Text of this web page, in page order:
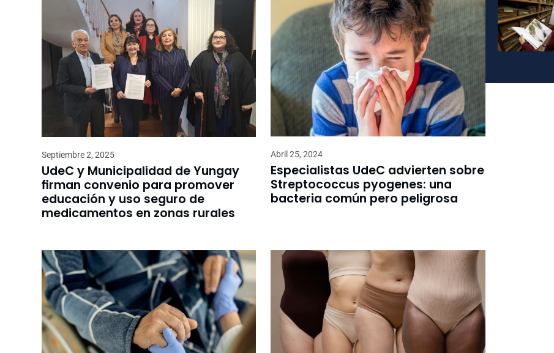
Septiembre 2, 2025
UdeC y Municipalidad de Yungay
firman convenio para promover
educación y uso seguro de
medicamentos en zonas rurales
Abril 25, 2024
Especialistas UdeC advierten sobre
Streptococcus pyogenes: una
bacteria común pero peligrosa